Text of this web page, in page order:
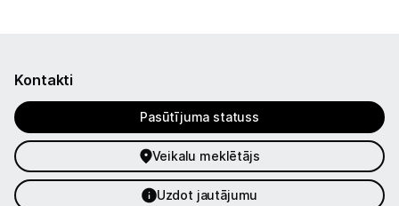
Kontakti
Pasūtījuma statuss
Veikalu meklētājs
Uzdot jautājumu